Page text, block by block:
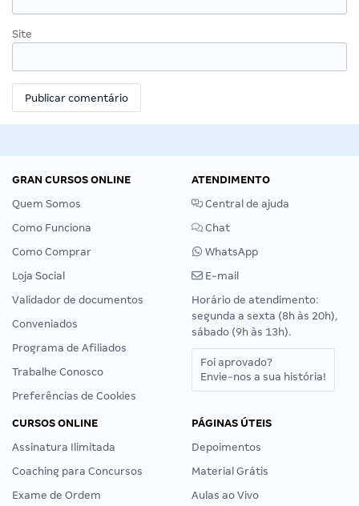
Site
GRAN CURSOS ONLINE
Quem Somos
Como Funciona
Como Comprar
Loja Social
Validador de documentos
Conveniados
Programa de Afiliados
Trabalhe Conosco
Preferências de Cookies
ATENDIMENTO
Central de ajuda
Chat
WhatsApp
E-mail
Horário de atendimento:
segunda a sexta (8h às 20h),
sábado (9h às 13h).
Foi aprovado?
Envie-nos a sua história!
CURSOS ONLINE
Assinatura Ilimitada
Coaching para Concursos
Exame de Ordem
PÁGINAS ÚTEIS
Depoimentos
Material Grátis
Aulas ao Vivo